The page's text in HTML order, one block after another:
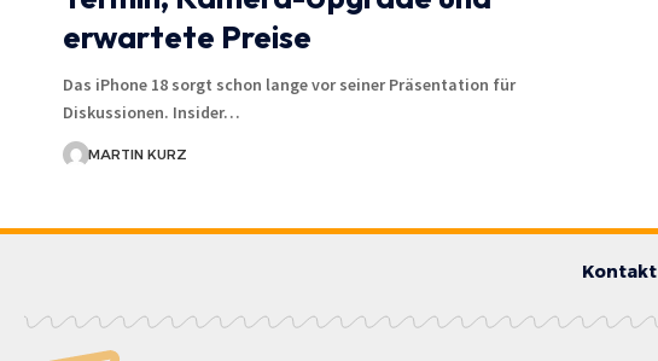
erwartete Preise
Das iPhone 18 sorgt schon lange vor seiner Präsentation für
Diskussionen. Insider…
MARTIN KURZ
Kontakt